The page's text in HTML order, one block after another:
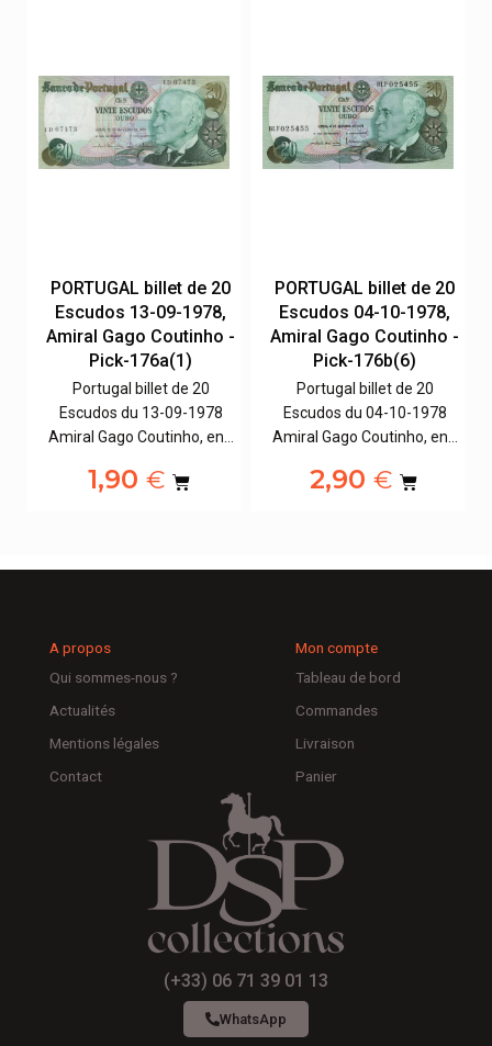
PORTUGAL billet de 20
Escudos 13-09-1978,
Amiral Gago Coutinho -
Pick-176a(1)
Portugal billet de 20
Escudos du 13-09-1978
Amiral Gago Coutinho, en…
1,90€
PORTUGAL billet de 20
Escudos 04-10-1978,
Amiral Gago Coutinho -
Pick-176b(6)
Portugal billet de 20
Escudos du 04-10-1978
Amiral Gago Coutinho, en…
2,90 €
A propos
Qui sommes-nous ?
Actualités
Mentions légales
Contact
Mon compte
Tableau de bord
Commandes
Livraison
Panier
(+33) 06 71 39 01 13
WhatsApp